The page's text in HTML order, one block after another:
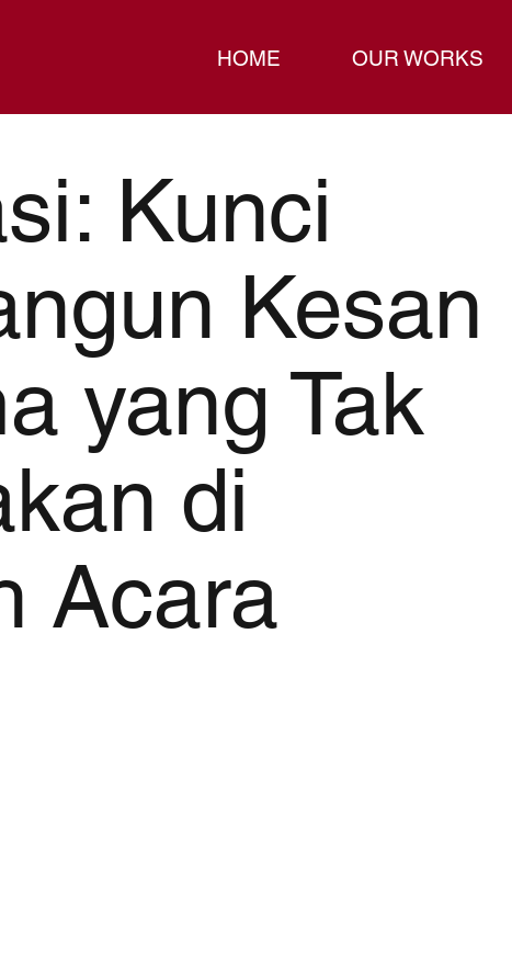
HOME OUR WORKS
Kunci
Kesan
yang Tak
di
Acara